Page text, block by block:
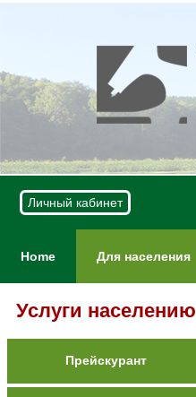
Личный кабинет
Home Для населения
Услуги населению
Прейскурант